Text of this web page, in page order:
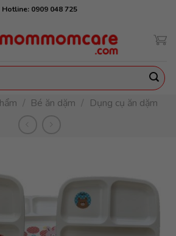
Hotline: 0909 048 725
/ Bé ăn dặm / Dụng cụ ăn dặm